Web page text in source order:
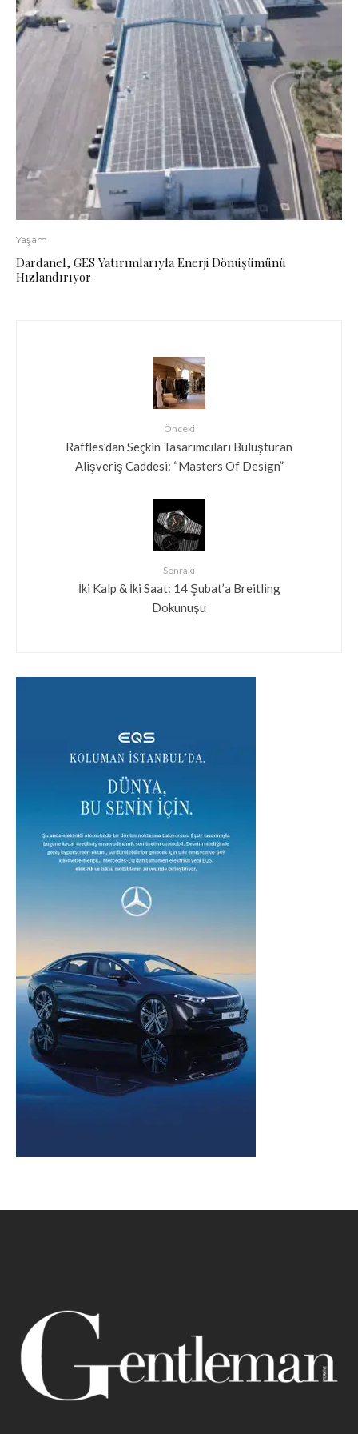
Yaşam
Dardanel, GES Yatırımlarıyla Enerji Dönüşümünü
Hızlandırıyor
Önceki
Raffles’dan Seçkin Tasarımcıları Buluşturan
Alişveriş Caddesi: “Masters Of Design”
Sonraki
İki Kalp & İki Saat: 14 Şubat’a Breitling
Dokunuşu